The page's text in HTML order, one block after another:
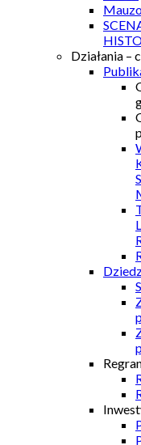
Działania –